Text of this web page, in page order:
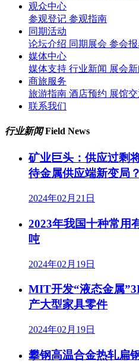
观众中心
参观登记 参观指南
同期活动
论坛介绍 同期展会 参会报
媒体中心
媒体支持 行业新闻 展会新
商旅服务
旅游指南 酒店预约 展馆交
联系我们
行业新闻 Field News
矿业巨头：供应过剩
待金属供应端新变局？
2024年02月21日
2023年我国十种常用
吨
2024年02月19日
MIT开发“液态金属
产大型家具零件
2024年02月19日
攀钢高温合金热轧扁